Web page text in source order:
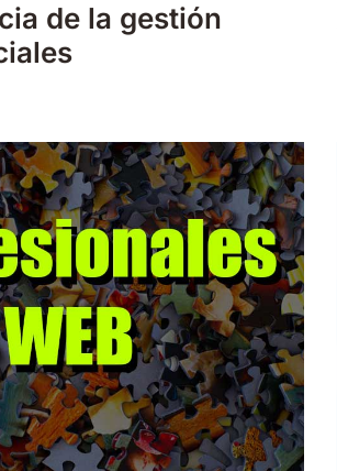
de la gestión